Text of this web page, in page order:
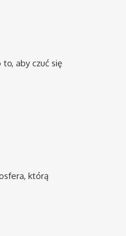
aby czuć się
którą